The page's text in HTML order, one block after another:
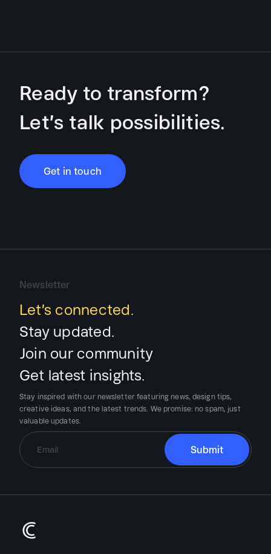
Ready to transform?
Let’s talk possibilities.
Get in touch
Newsletter
Let’s connected.
Stay updated.
Join our community
Get latest insights.
Stay inspired with our newsletter featuring news, design tips,
creative ideas, and the latest trends. We promise:no spam, just
valuable updates.